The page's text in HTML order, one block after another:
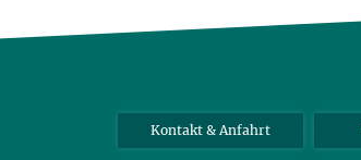
Kontakt & Anfahrt